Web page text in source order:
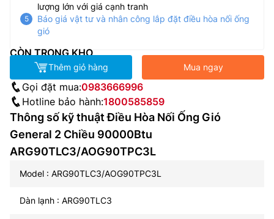
lượng lớn với giá cạnh tranh
Báo giá vật tư và nhân công lắp đặt điều hòa nối ống
gió
CÒN TRONG KHO
Thêm giỏ hàng Mua ngay
Gọi đặt mua:0983666996
Hotline bảo hành:1800585859
Thông số kỹ thuật Điều Hòa Nối Ống Gió
General 2 Chiều 90000Btu
ARG90TLC3/AOG90TPC3L
Model : ARG90TLC3/AOG90TPC3L
Dàn lạnh : ARG90TLC3